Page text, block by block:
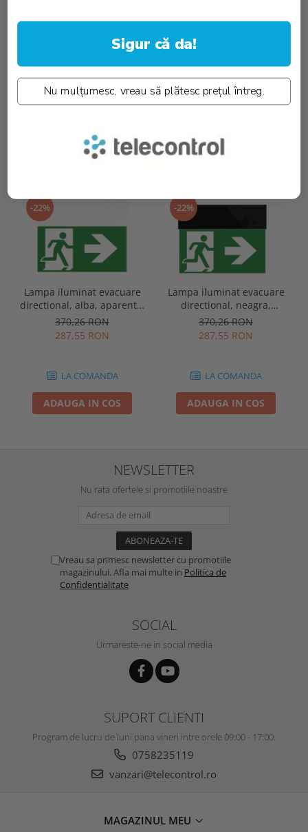
Download (7)
Review-uri(0)
PRODUSE SIMILARE
-22%
Lampa iluminat evacuare
directional, alba, aparenta,
3 ore, 3W, mentinut, test
automat, IP20, Intelight
370,26 RON
287,55 RON
LA COMANDA
ADAUGA IN COS
-22%
Lampa iluminat evacuare
directional, neagra,
aparenta, 3 ore, 3W,
mentinut, test automat,
370,26 RON
287,55 RON
LA COMANDA
ADAUGA IN COS
NEWSLETTER
Nu rata ofertele si promotiile noastre
Vreau sa primesc newsletter cu promotiile
magazinului. Afla mai multe in Politica de
Confidentialitate
SOCIAL
Urmareste-ne in social media
SUPORT CLIENTI
Program de lucru de luni pana vineri intre orele 09:00 - 17:00.
0758235119
vanzari@telecontrol.ro
MAGAZINUL MEU
Sigur că da!
Nu mulțumesc, vreau să plătesc prețul întreg.